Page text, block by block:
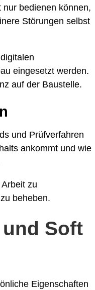
bedienen können,
Störungen selbst
eingesetzt werden.
auf der Baustelle.
und Prüfverfahren
ankommt und wie
zu
beheben.
Soft
Eigenschaften